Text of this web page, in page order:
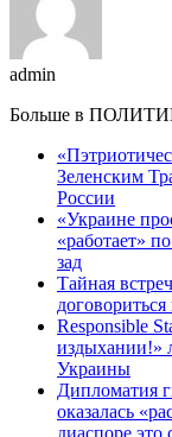
admin
Больше в
Зеленским
России
«Украине
«работает»
зад
Тайная
Responsible
издыхании!»
Украины
Дипломатия
оказалась
диаспоре это